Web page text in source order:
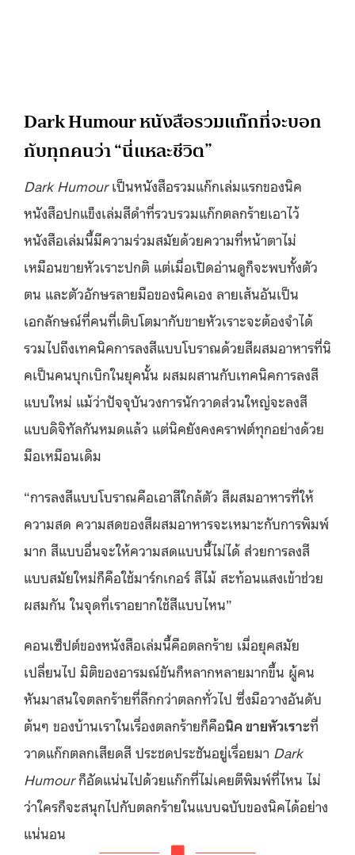
Dark Humourหนังสือรวมแก๊กที่จะบอก
กับทุกคนว่า“นี่แหละชีวิต”
Dark Humour เป็นหนังสือรวมแก๊กเล่มแรกของนิค
หนังสือปกแข็งเล่มสีดำที่รวบรวมแก๊กตลกร้ายเอาไว้
หนังสือเล่มนี้มีความร่วมสมัยด้วยความที่หน้าตาไม่
เหมือนขายหัวเราะปกติ แต่เมื่อเปิดอ่านดูก็จะพบทั้งตัว
ตน และตัวอักษรลายมือของนิคเอง ลายเส้นอันเป็น
เอกลักษณ์ที่คนที่เติบโตมากับขายหัวเราะจะต้องจำได้
รวมไปถึงเทคนิคการลงสีแบบโบราณด้วยสีผสมอาหารที่นิ
คเป็นคนบุกเบิกในยุคนั้น ผสมผสานกับเทคนิคการลงสี
แบบใหม่ แม้ว่าปัจจุบันวงการนักวาดส่วนใหญ่จะลงสี
แบบดิจิทัลกันหมดแล้ว แต่นิคยังคงคราฟต์ทุกอย่างด้วย
มือเหมือนเดิม
“การลงสีแบบโบราณคือเอาสีใกล้ตัว สีผสมอาหารที่ให้
ความสด ความสดของสีผสมอาหารจะเหมาะกับการพิมพ์
มาก สีแบบอื่นจะให้ความสดแบบนี้ไม่ได้ ส่วยการลงสี
แบบสมัยใหม่ก็คือใช้มาร์กเกอร์ สีไม้ สะท้อนแสงเข้าช่วย
ผสมกัน ในจุดที่เราอยากใช้สีแบบไหน”
คอนเซ็ปต์ของหนังสือเล่มนี้คือตลกร้าย เมื่อยุคสมัย
เปลี่ยนไป มิติของอารมณ์ขันก็หลากหลายมากขึ้น ผู้คน
หันมาสนใจตลกร้ายที่ลึกกว่าตลกทั่วไป ซึ่งมือวางอันดับ
ต้นๆ ของบ้านเราในเรื่องตลกร้ายก็คือนิค ขายหัวเราะที่
วาดแก๊กตลกเสียดสี ประชดประชันอยู่เรื่อยมา Dark
Humour ก็อัดแน่นไปด้วยแก๊กที่ไม่เคยตีพิมพ์ที่ไหน ไม่
ว่าใครก็จะสนุกไปกับตลกร้ายในแบบฉบับของนิคได้อย่าง
แน่นอน